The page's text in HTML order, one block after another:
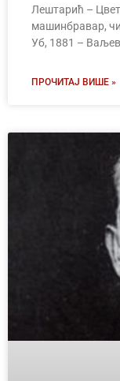
Лештарић –
машинбравар,
Уб, 1881 –
ПРОЧИТАЈ ВИШЕ »